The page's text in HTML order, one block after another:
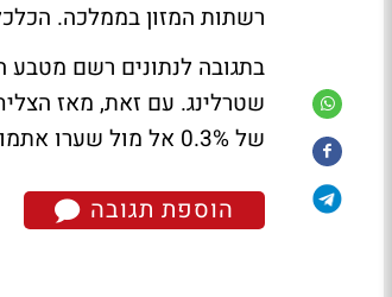
רשתות המזון בממלכה.
של 0.3% אל מול שערו אתמול.
הוספת תגובה